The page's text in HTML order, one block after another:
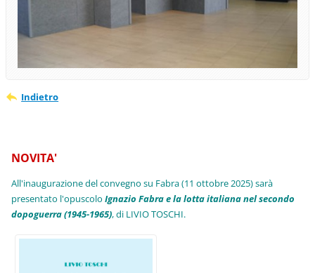
Indietro
NOVITA'
All'inaugurazione del convegno su Fabra (11 ottobre 2025) sarà
presentato l'opuscoloIgnazio Fabra e la lotta italiana nel secondo
dopoguerra (1945-1965), di LIVIO TOSCHI.